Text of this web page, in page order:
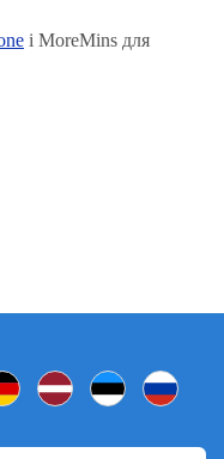
і MoreMins для